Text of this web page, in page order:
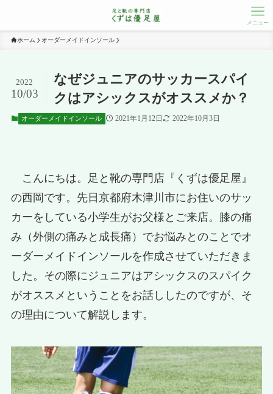
メニュー
ホーム オーダーメイドインソール
なぜジュニアのサッカースパイ
クはアシックスがオススメか？
2022
10/03
オーダーメイドインソール 2021年1月12日 2022年10月3日
こんにちは。足と靴の専門店『くずは優足屋』
の西岡です。先日京都府木津川市にお住いのサッ
カーをしている小学生がお父様とご来店。膝の痛
み（外側の痛みと成長痛）でお悩みとのことでオ
ーダーメイドインソールを作成させていただきま
した。その際にジュニアはアシックスのスパイク
がオススメということをお話ししたのですが、そ
の理由について解説します。